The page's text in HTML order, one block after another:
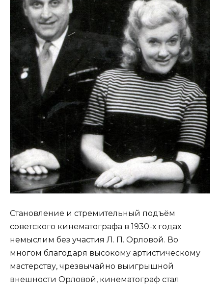
Становление и стремительный подъём
советского кинематографа в 1930-х годах
немыслим без участия Л. П. Орловой. Во
многом благодаря высокому артистическому
мастерству, чрезвычайно выигрышной
внешности Орловой, кинематограф стал